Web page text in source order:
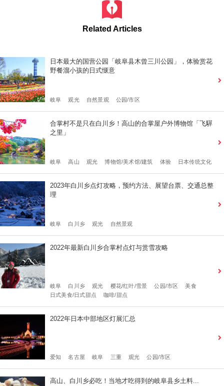
Related Articles
日本最大的国营公园「岐阜县木曾三川公园」，体验赏花
野餐溜小孩的日式惬意
岐阜 观光 自然景观 公园/市区
合掌村不是只在白川乡！高山的合掌屋户外博物馆「飞驒
之里」
岐阜 高山 观光 博物馆/美术馆/建筑 体验 日本传统文化
2023年白川乡点灯攻略，预约方法、展望台票、交通总整
理
岐阜 白川乡 观光 自然景观
2022年最新白川乡合掌村点灯与赏雪攻略
岐阜 白川乡 观光 樱花/红叶/雪景 公园/市区
美食
日式美食/日式甜点
咖啡/甜点
2022年日本中部地区灯展汇总
爱知 名古屋 岐阜 三重 观光 公园/市区
高山、白川乡必吃！当地才吃得到的岐阜县乡土料...